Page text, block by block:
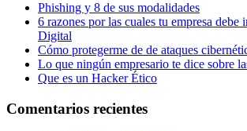
Phishing y 8 de sus modalidades
6 razones por las cuales tu empresa
Digital
Cómo protegerme de de ataques
Lo que ningún empresario te dice sobre
Que es un Hacker Ético
Comentarios recientes